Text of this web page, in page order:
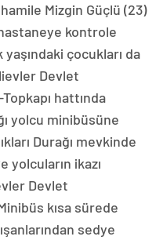
Mizgin Güçlü (23)
kontrole
çocukları da
Devlet
hattında
yolcu minibüsüne
Durağı mevkinde
yolcuların ikazı
Devlet
kısa sürede
sedye